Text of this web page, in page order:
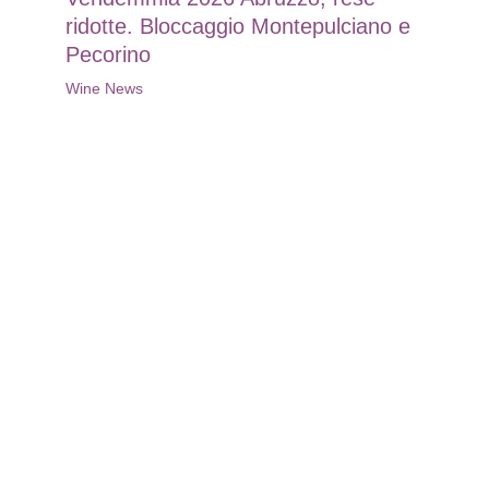
ridotte. Bloccaggio Montepulciano e
Pecorino
Wine News